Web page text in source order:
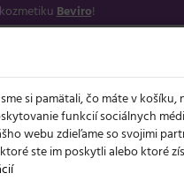
Beviro!
VŠETKO
ZNAČKY
si pamätali, čo máte v košíku,
funkcií sociálnych
webu zdieľame so svojimi
ste im poskytli alebo ktoré